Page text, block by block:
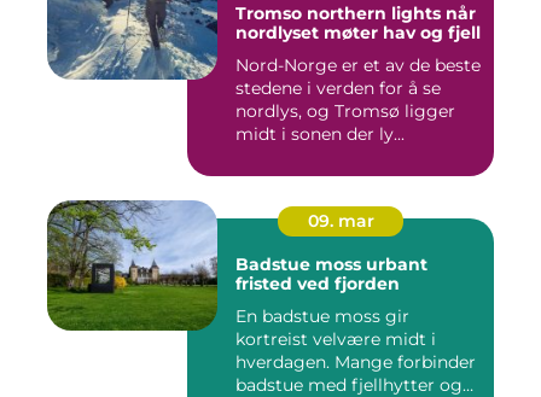
Tromso northern lights når
nordlyset møter hav og fjell
Nord-Norge er et av de beste
stedene i verden for å se
nordlys, og Tromsø ligger
midt i sonen der ly...
09. mar
Badstue moss urbant
fristed ved fjorden
En badstue moss gir
kortreist velvære midt i
hverdagen. Mange forbinder
badstue med fjellhytter og